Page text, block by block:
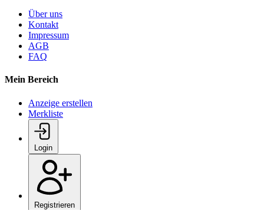
Über uns
Kontakt
Impressum
AGB
FAQ
Mein Bereich
Anzeige erstellen
Merkliste
Login
Registrieren